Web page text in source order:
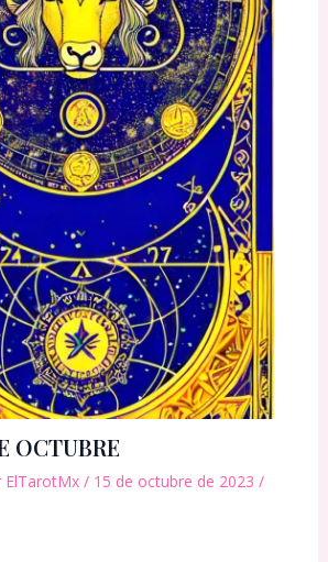
OCTUBRE
ElTarotMx / 15 de octubre de 2023 /